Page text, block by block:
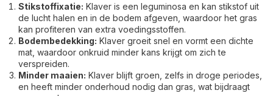
Stikstoffixatie: Klaver is een leguminosa en kan stikstof uit
de lucht halen en in de bodem afgeven, waardoor het gras
kan profiteren van extra voedingsstoffen.
Bodembedekking: Klaver groeit snel en vormt een dichte
mat, waardoor onkruid minder kans krijgt om zich te
verspreiden.
Minder maaien: Klaver blijft groen, zelfs in droge periodes,
en heeft minder onderhoud nodig dan gras, wat bijdraagt